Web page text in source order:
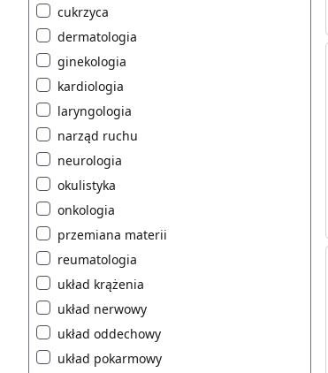
cukrzyca
dermatologia
ginekologia
kardiologia
laryngologia
narząd ruchu
neurologia
okulistyka
onkologia
przemiana materii
reumatologia
układ krążenia
układ nerwowy
układ oddechowy
układ pokarmowy